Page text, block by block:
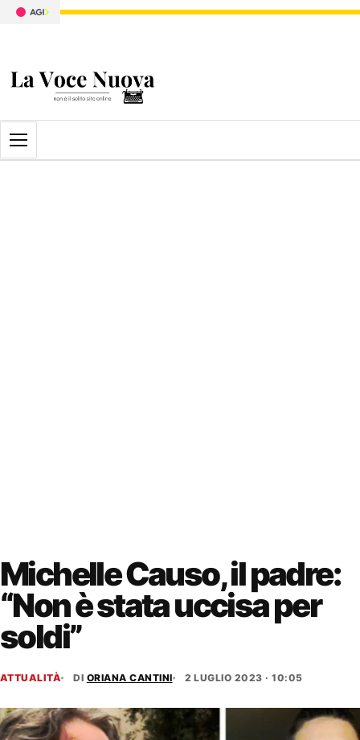
Apri il menu
Michelle Causo, il padre:
“Non è stata uccisa per
soldi”
ATTUALITÀ DI ORIANA CANTINI 2 LUGLIO 2023 · 10:05